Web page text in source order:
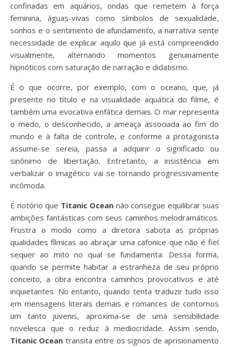
confinadas em aquários, ondas que remetem à força
feminina, águas-vivas como símbolos de sexualidade,
sonhos e o sentimento de afundamento, a narrativa sente
necessidade de explicar aquilo que já está compreendido
visualmente, alternando momentos genuinamente
hipnóticos com saturação de narração e didatismo.
É o que ocorre, por exemplo, com o oceano, que, já
presente no título e na visualidade aquática do filme, é
também uma evocativa enfática demais. O mar representa
o medo, o desconhecido, a ameaça associada ao fim do
mundo e à falta de controle, e conforme a protagonista
assume-se sereia, passa a adquirir o significado ou
sinônimo de libertação. Entretanto, a insistência em
verbalizar o imagético vai se tornando progressivamente
incômoda.
É notório que Titanic Ocean não consegue equilibrar suas
ambições fantásticas com seus caminhos melodramáticos.
Frustra o modo como a diretora sabota as próprias
qualidades fílmicas ao abraçar uma cafonice que não é fiel
sequer ao mito no qual se fundamenta. Dessa forma,
quando se permite habitar a estranheza de seu próprio
conceito, a obra encontra caminhos provocativos e até
inquietantes. No entanto, quando tenta traduzir tudo isso
em mensagens literais demais e romances de contornos
um tanto juvenis, aproxima-se de uma sensibilidade
novelesca que o reduz à mediocridade. Assim sendo,
Titanic Ocean transita entre os signos de aprisionamento